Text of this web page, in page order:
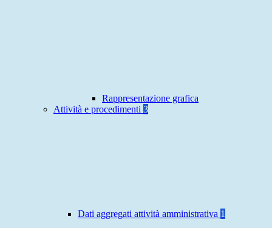
Rappresentazione grafica
Attività e procedimenti 3
Dati aggregati attività amministrativa 1